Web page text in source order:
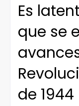
Es
que se
de 1944